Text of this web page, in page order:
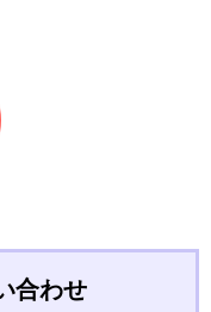
合わせ